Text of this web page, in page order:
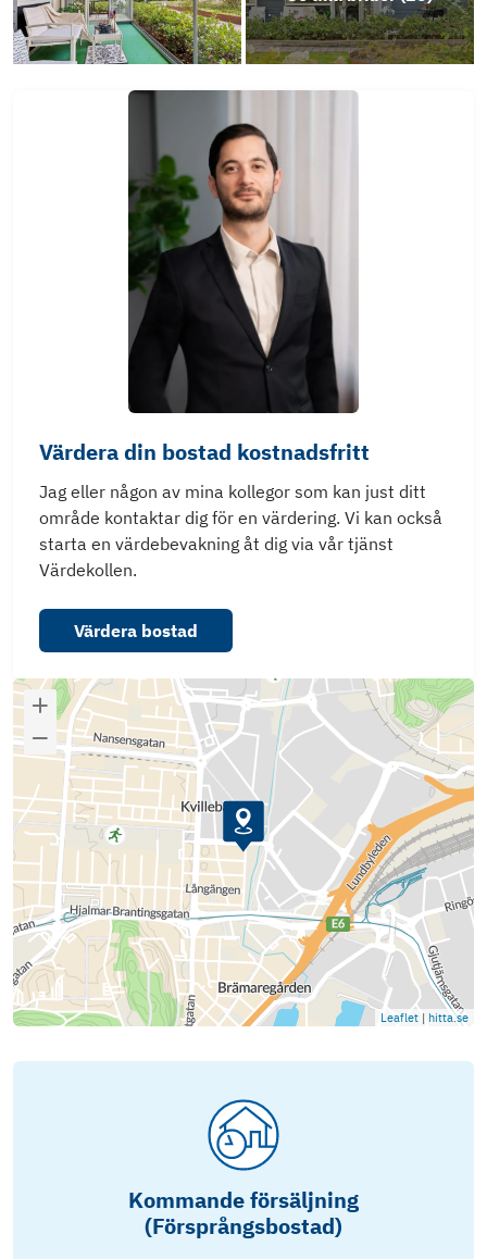
Värdera din bostad kostnadsfritt
Jag eller någon av mina kollegor som kan just ditt
område kontaktar dig för en värdering. Vi kan också
starta en värdebevakning åt dig via vår tjänst
Värdekollen.
Värdera bostad
Leaflet | hitta.se
Kommande försäljning
(Försprångsbostad)